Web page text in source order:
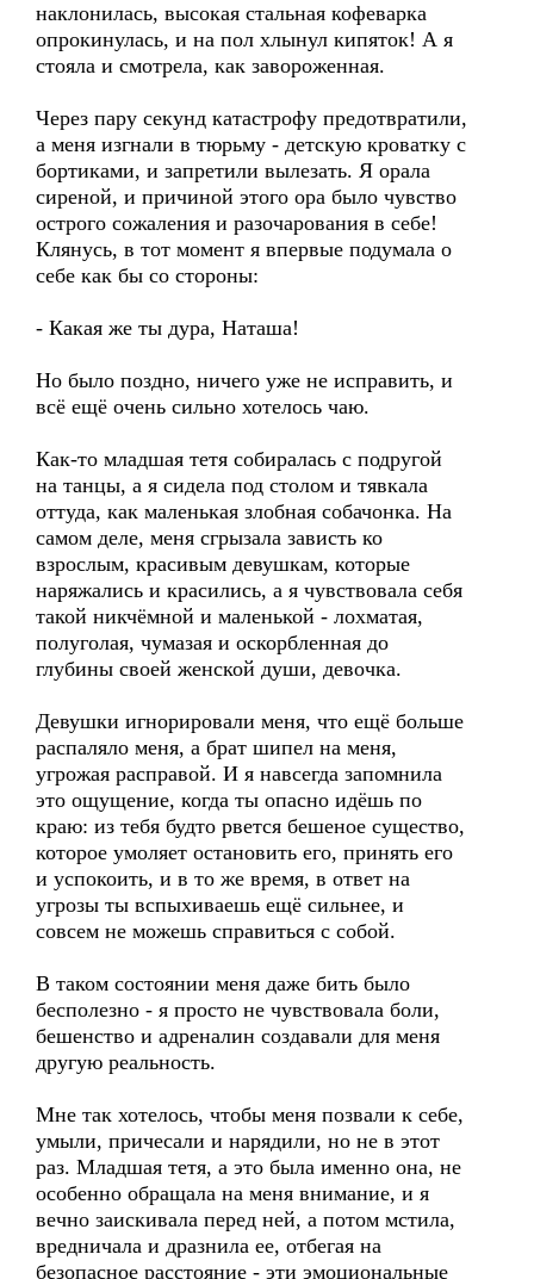
наклонилась, высокая стальная кофеварка
опрокинулась, и на пол хлынул кипяток! А я
стояла и смотрела, как завороженная.
Через пару секунд катастрофу предотвратили,
а меня изгнали в тюрьму - детскую кроватку с
бортиками, и запретили вылезать. Я орала
сиреной, и причиной этого ора было чувство
острого сожаления и разочарования в себе!
Клянусь, в тот момент я впервые подумала о
себе как бы со стороны:
- Какая же ты дура, Наташа!
Но было поздно, ничего уже не исправить, и
всё ещё очень сильно хотелось чаю.
Как-то младшая тетя собиралась с подругой
на танцы, а я сидела под столом и тявкала
оттуда, как маленькая злобная собачонка. На
самом деле, меня сгрызала зависть ко
взрослым, красивым девушкам, которые
наряжались и красились, а я чувствовала себя
такой никчёмной и маленькой - лохматая,
полуголая, чумазая и оскорбленная до
глубины своей женской души, девочка.
Девушки игнорировали меня, что ещё больше
распаляло меня, а брат шипел на меня,
угрожая расправой. И я навсегда запомнила
это ощущение, когда ты опасно идёшь по
краю: из тебя будто рвется бешеное существо,
которое умоляет остановить его, принять его
и успокоить, и в то же время, в ответ на
угрозы ты вспыхиваешь ещё сильнее, и
совсем не можешь справиться с собой.
В таком состоянии меня даже бить было
бесполезно - я просто не чувствовала боли,
бешенство и адреналин создавали для меня
другую реальность.
Мне так хотелось, чтобы меня позвали к себе,
умыли, причесали и нарядили, но не в этот
раз. Младшая тетя, а это была именно она, не
особенно обращала на меня внимание, и я
вечно заискивала перед ней, а потом мстила,
вредничала и дразнила ее, отбегая на
безопасное расстояние - эти эмоциональные